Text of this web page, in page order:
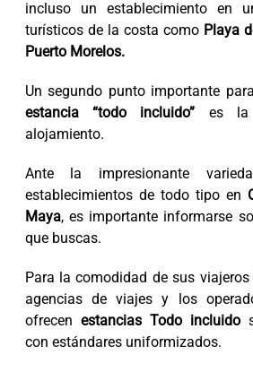
incluso un establecimiento en
turísticos de la costa como Playa
Puerto Morelos.
Un segundo punto importante
estancia “todo incluido” es la
alojamiento.
Ante la impresionante
establecimientos de todo tipo en
Maya, es importante informarse
que buscas.
Para la comodidad de sus
agencias de viajes y los
ofrecen estancias Todo incluido
con estándares uniformizados.